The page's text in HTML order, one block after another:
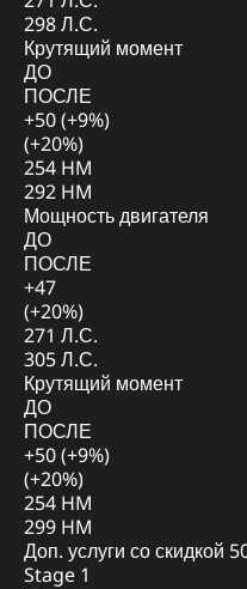
298 Л.С.
Крутящий момент
ДО
ПОСЛЕ
+50 (+9%)
(+20%)
254 HM
292 HM
Мощность двигателя
ДО
ПОСЛЕ
+47
(+20%)
271 Л.С.
305 Л.С.
Крутящий момент
ДО
ПОСЛЕ
+50 (+9%)
(+20%)
254 HM
299 HM
Доп. услуги со скидкой
Stage 1